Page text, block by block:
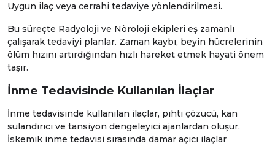
Uygun ilaç veya cerrahi tedaviye yönlendirilmesi.
Bu süreçte Radyoloji ve Nöroloji ekipleri eş zamanlı
çalışarak tedaviyi planlar. Zaman kaybı, beyin hücrelerinin
ölüm hızını artırdığından hızlı hareket etmek hayati önem
taşır.
İnme Tedavisinde Kullanılan İlaçlar
İnme tedavisinde kullanılan ilaçlar, pıhtı çözücü, kan
sulandırıcı ve tansiyon dengeleyici ajanlardan oluşur.
İskemik inme tedavisi sırasında damar açıcı ilaçlar